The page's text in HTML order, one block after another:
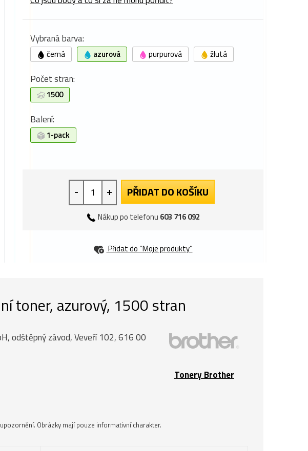
Vybraná barva:
černá azurová purpurová žlutá
Počet stran:
1500
Balení:
1-pack
- + PŘIDAT DO KOŠÍKU
Nákup po telefonu 603 716 092
Přidat do “Moje produkty”
toner, azurový, 1500 stran
Tonery Brother
odštěpný závod, Veveří 102, 616 00
Obrázky mají pouze informativní charakter.